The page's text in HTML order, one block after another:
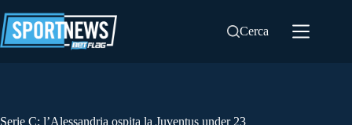
al
contenuto
Cerca
Serie C: l’Alessandria ospita la Juventus under 23